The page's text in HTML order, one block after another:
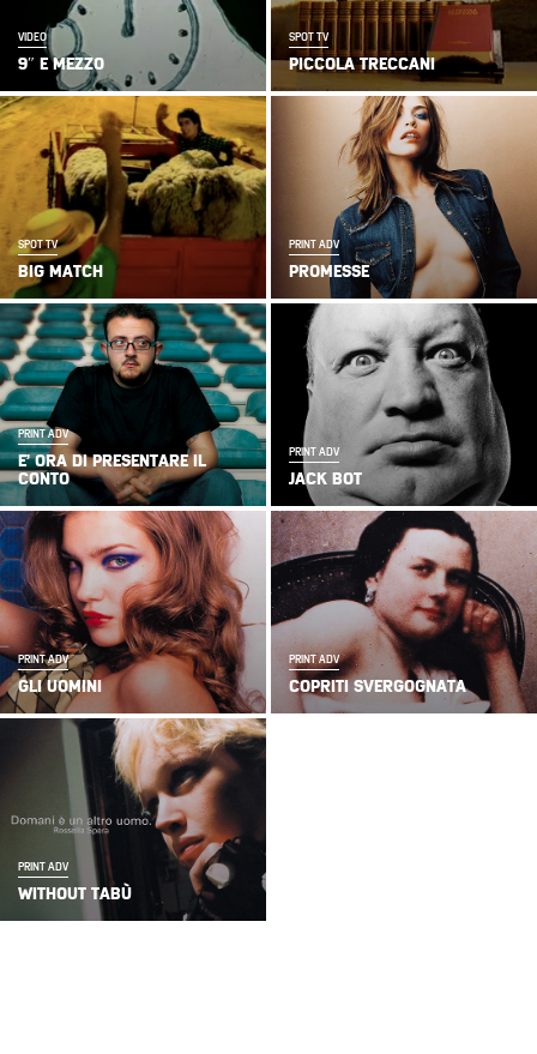
VIDEO
9″ E MEZZO
SPOT TV
PICCOLA TRECCANI
SPOT TV
BIG MATCH
PRINT ADV
PROMESSE
PRINT ADV
E’ ORA DI PRESENTARE IL
CONTO
PRINT ADV
JACK BOT
PRINT ADV
GLI UOMINI
PRINT ADV
COPRITI SVERGOGNATA
PRINT ADV
WITHOUT TABÙ